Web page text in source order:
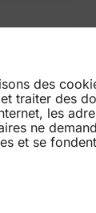
des
traiter des
les
ne
et se